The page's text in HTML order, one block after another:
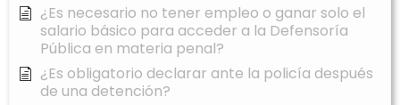
¿Es necesario no tener empleo o ganar solo el
salario básico para acceder a la Defensoría
Pública en materia penal?
¿Es obligatorio declarar ante la policía después
de una detención?